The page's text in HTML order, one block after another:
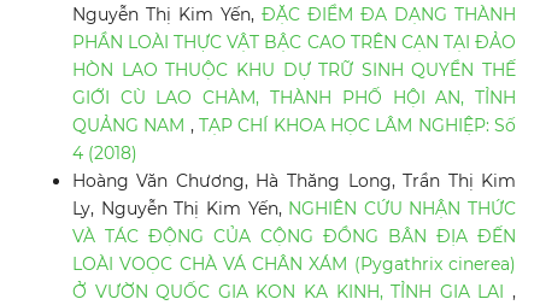
Nguyễn Thị Kim Yến, ĐẶC ĐIỂM ĐA DẠNG THÀNH
PHẦN LOÀI THỰC VẬT BẬC CAO TRÊN CẠN TẠI ĐẢO
HÒN LAO THUỘC KHU DỰ TRỮ SINH QUYỂN THẾ
GIỚI CÙ LAO CHÀM, THÀNH PHỐ HỘI AN, TỈNH
QUẢNG NAM , TẠP CHÍ KHOA HỌC LÂM NGHIỆP: Số
4 (2018)
Hoàng Văn Chương, Hà Thăng Long, Trần Thị Kim
Ly, Nguyễn Thị Kim Yến, NGHIÊN CỨU NHẬN THỨC
VÀ TÁC ĐỘNG CỦA CỘNG ĐỒNG BÂN ĐỊA ĐẾN
LOÀI VOỌC CHÀ VÁ CHÂN XÁM (Pygathrix cinerea)
Ở VƯỜN QUỐC GIA KON KA KINH, TỈNH GIA LAI,